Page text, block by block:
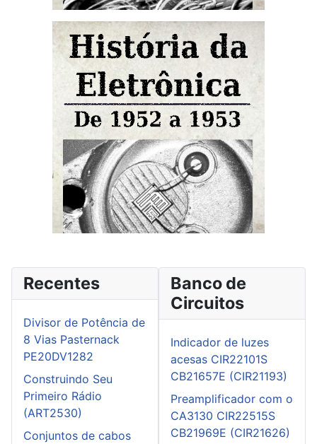
Recentes
Divisor de Potência de
8 Vias Pasternack
PE20DV1282
Construindo Seu
Primeiro Rádio
(ART2530)
Conjuntos de cabos
Banco de
Circuitos
Indicador de luzes
acesas CIR22101S
CB21657E (CIR21193)
Preamplificador com o
CA3130 CIR22515S
CB21969E (CIR21626)